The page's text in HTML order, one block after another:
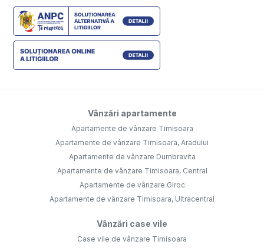
Vânzări apartamente
Apartamente de vânzare Timisoara
Apartamente de vânzare Timisoara, Aradului
Apartamente de vânzare Dumbravita
Apartamente de vânzare Timisoara, Central
Apartamente de vânzare Giroc
Apartamente de vânzare Timisoara, Ultracentral
Vânzări case vile
Case vile de vânzare Timisoara